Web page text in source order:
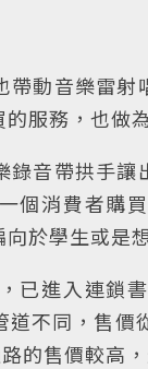
動音樂雷
服務，也做
音帶拱手
個消費者購
於學生或是
已進入連鎖
不同，售
的售價較高